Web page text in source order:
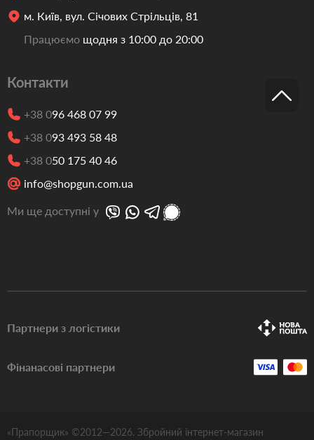
м. Київ, вул. Січових Стрільців, 81
Працюємо щодня з 10:00 до 20:00
Контакти
+38 096 468 07 99
+38 093 493 58 48
+38 050 175 40 46
info@shopgun.com.ua
Ми ще доступні у
Партнери з логістики
Фінанасові партнери
«Прапорщик» ©2012—2026. Збройний інтернет-магазин